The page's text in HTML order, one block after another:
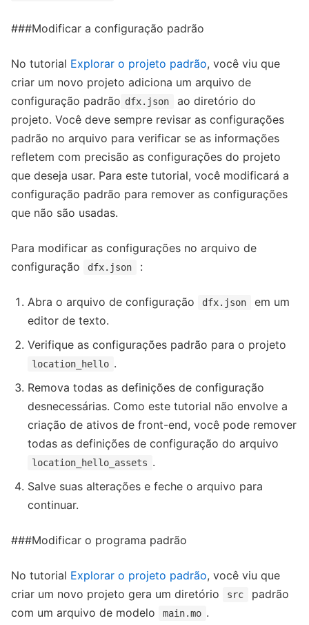
###Modificar a configuração padrão
No tutorial Explorar o projeto padrão, você viu que
criar um novo projeto adiciona um arquivo de
configuração padrão dfx.json
ao diretório do
projeto. Você deve sempre revisar as configurações
padrão no arquivo para verificar se as informações
refletem com precisão as configurações do projeto
que deseja usar. Para este tutorial, você modificará a
configuração padrão para remover as configurações
que não são usadas.
Para modificar as configurações no arquivo de
configuração
dfx.json :
Abra o arquivo de configuração dfx.json
em um
editor de texto.
Verifique as configurações padrão para o projeto
location_hello .
Remova todas as definições de configuração
desnecessárias. Como este tutorial não envolve a
criação de ativos de front-end, você pode remover
todas as definições de configuração do arquivo
location_hello_assets .
Salve suas alterações e feche o arquivo para
continuar.
###Modificar o programa padrão
No tutorial Explorar o projeto padrão, você viu que
criar um novo projeto gera um diretório
src
padrão
com um arquivo de modelo
main.mo .